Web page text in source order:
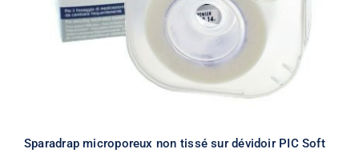
Sparadrap microporeux non tissé sur dévidoir PIC Soft